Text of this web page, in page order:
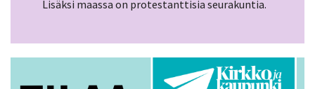
Lisäksi maassa on protestanttisia seurakuntia.